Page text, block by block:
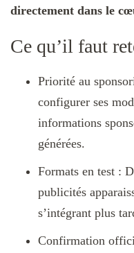
directement dans le
Ce qu’il faut
Priorité au
configurer ses
informations
générées.
Formats en test :
publicités
s’intégrant plus
Confirmation